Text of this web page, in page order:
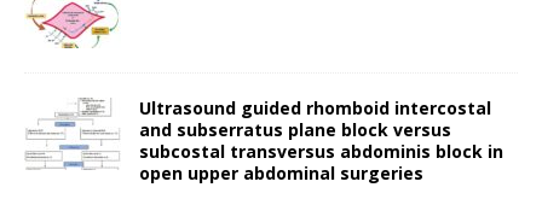
Ultrasound guided rhomboid intercostal
and subserratus plane block versus
subcostal transversus abdominis block in
open upper abdominal surgeries